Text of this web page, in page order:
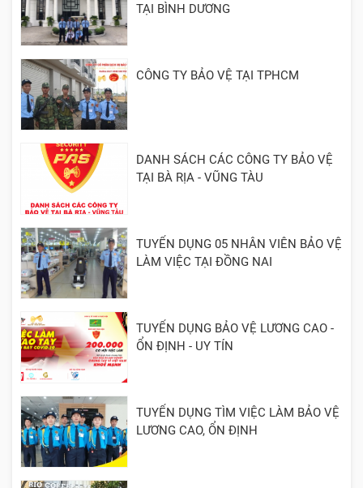
TẠI BÌNH DƯƠNG
CÔNG TY BẢO VỆ TẠI TPHCM
DANH SÁCH CÁC CÔNG TY BẢO VỆ
TẠI BÀ RỊA - VŨNG TÀU
TUYỂN DỤNG 05 NHÂN VIÊN BẢO VỆ
LÀM VIỆC TẠI ĐỒNG NAI
TUYỂN DỤNG BẢO VỆ LƯƠNG CAO -
ỔN ĐỊNH - UY TÍN
TUYỂN DỤNG TÌM VIỆC LÀM BẢO VỆ
LƯƠNG CAO, ỔN ĐỊNH